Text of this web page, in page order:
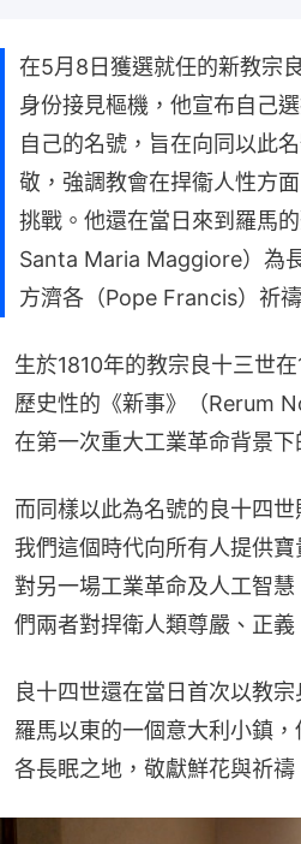
在5月8日獲選就任的新教宗
身份接見樞機，他宣布自己
自己的名號，旨在向同以此
敬，強調教會在捍衞人性方
挑戰。他還在當日來到羅馬
Santa Maria Maggiore）為
方濟各（Pope Francis）祈禱
生於1810年的教宗良十三世
歷史性的《新事》（Rerum
在第一次重大工業革命背景下
而同樣以此為名號的良十四
我們這個時代向所有人提供
對另一場工業革命及人工智
們兩者對捍衛人類尊嚴、正義
良十四世還在當日首次以教
羅馬以東的一個意大利小鎮
各長眠之地，敬獻鮮花與祈禱